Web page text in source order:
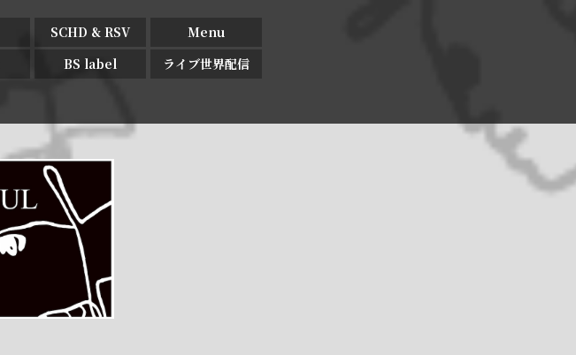
SCHD & RSV
Menu
BS label
ライブ世界配信